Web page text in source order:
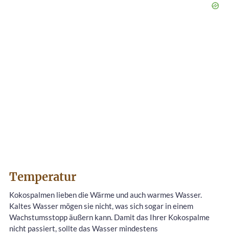
Temperatur
Kokospalmen lieben die Wärme und auch warmes Wasser.
Kaltes Wasser mögen sie nicht, was sich sogar in einem
Wachstumsstopp äußern kann. Damit das Ihrer Kokospalme
nicht passiert, sollte das Wasser mindestens